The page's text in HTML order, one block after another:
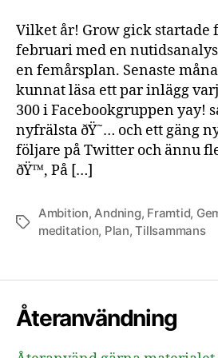
Vilket år! Grow gick startade
februari med en
en femårsplan. Senaste
kunnat läsa ett par inlägg
300 i Facebookgruppen yay!
nyfrälsta ðŸ˜… och ett gäng
följare på Twitter och ännu
ðŸ™‚ På […]
Etiketter
Ambition,Andning, Framtid,
meditation, Plan,Tillsammans
Återanvändning